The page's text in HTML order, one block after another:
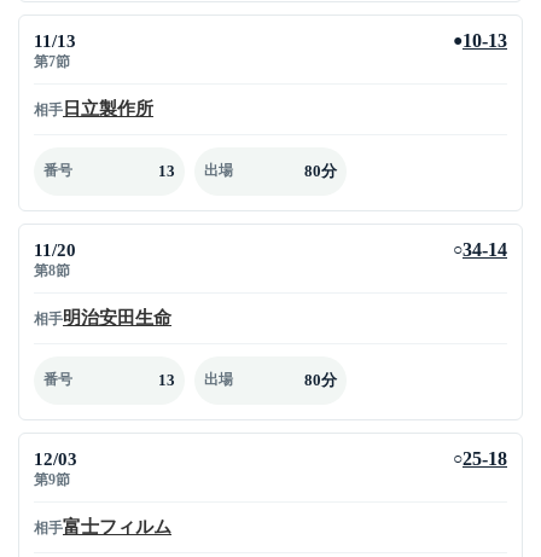
11/13
第7節
●10-13
相手 日立製作所
番号 13 出場 80分
11/20
第8節
○34-14
相手明治安田生命
番号 13 出場 80分
12/03
第9節
○25-18
相手富士フィルム